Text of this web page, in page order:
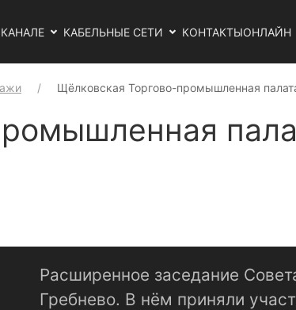
КАБЕЛЬНЫЕ СЕТИ КОНТАКТЫОНЛАЙН
Щёлковская Торгово-промышленная
Расширенное заседание
Гребнево. В нём приняли